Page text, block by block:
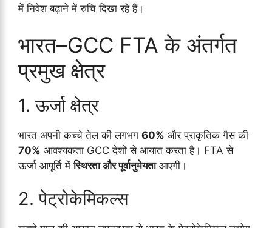
में निवेश बढ़ाने में रुचि दिखा रहे हैं।
भारत–GCC FTA के अंतर्गत
प्रमुख क्षेत्र
1. ऊर्जा क्षेत्र
भारत अपनी कच्चे तेल की लगभग 60% और प्राकृतिक गैस की
70% आवश्यकता GCC देशों से आयात करता है। FTA से
ऊर्जा आपूर्ति मेंस्थिरता और पूर्वानुमेयताआएगी।
2. पेट्रोकेमिकल्स